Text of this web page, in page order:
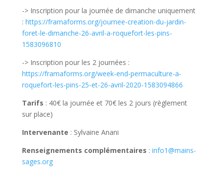
-> Inscription pour la journée de dimanche uniquement
: https://framaforms.org/journee-creation-du-jardin-
foret-le-dimanche-26-avril-a-roquefort-les-pins-
1583096810
-> Inscription pour les 2 journées :
https://framaforms.org/week-end-permaculture-a-
roquefort-les-pins-25-et-26-avril-2020-1583094866
Tarifs : 40€ la journée et 70€ les 2 jours (règlement
sur place)
Intervenante : Sylvaine Anani
Renseignements complémentaires : info1@mains-
sages.org